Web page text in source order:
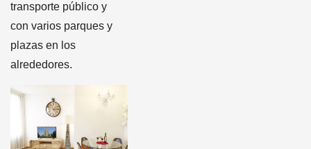
transporte público y
con varios parques y
plazas en los
alrededores.